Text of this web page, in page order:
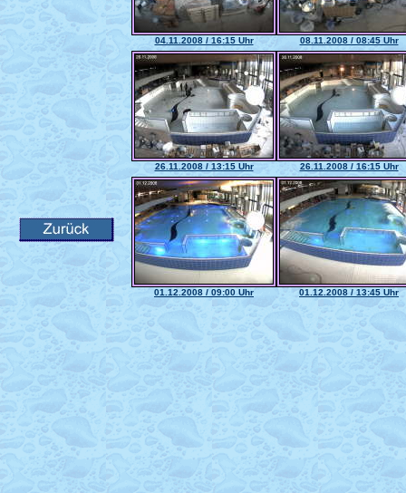
04.11.2008 / 16:15 Uhr 08.11.2008 / 08:45 Uhr
26.11.2008 / 13:15 Uhr 26.11.2008 / 16:15 Uhr
01.12.2008 / 09:00 Uhr 01.12.2008 / 13:45 Uhr